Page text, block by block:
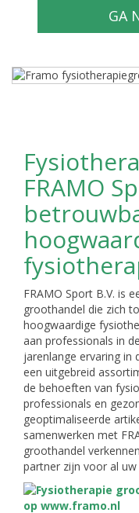
GA
FRAMO
FRAMO Sport B.V. is
groothandel die zich
hoogwaardige
aan professionals in
jarenlange ervaring in
een uitgebreid
de behoeften van
professionals en
geoptimaliseerde
samenwerken met
groothandel
partner zijn voor al